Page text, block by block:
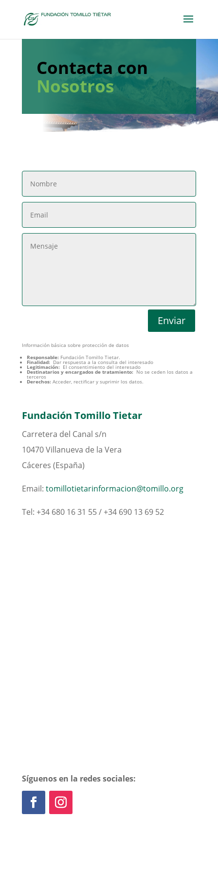
Contacta con
Nosotros
Enviar
Información básica sobre protección de datos
Responsable: Fundación Tomillo Tietar.
Finalidad: Dar respuesta a la consulta del interesado
Legitimación: El consentimiento del interesado
Destinatarios y encargados de tratamiento: No se ceden los datos a
terceros
Derechos: Acceder, rectificar y suprimir los datos.
Fundación Tomillo Tietar
Carretera del Canal s/n
10470 Villanueva de la Vera
Cáceres (España)
Email: tomillotietarinformacion@tomillo.org
Tel: +34 680 16 31 55 / +34 690 13 69 52
Síguenos en la redes sociales: